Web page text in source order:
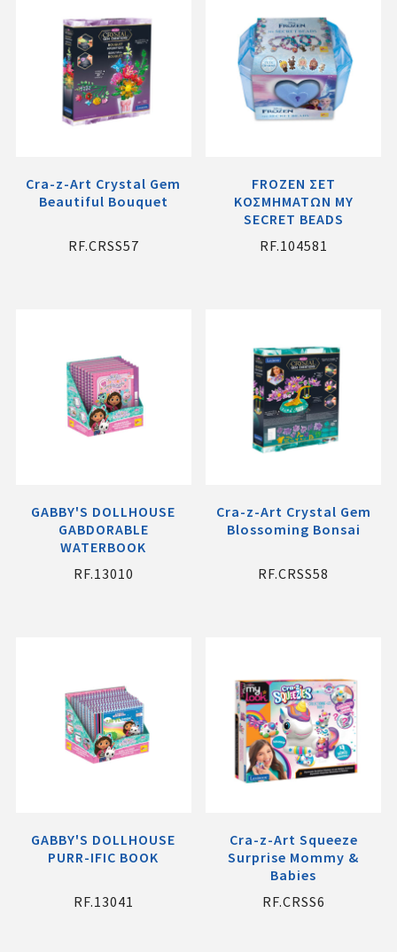
Cra-z-Art Crystal Gem
Beautiful Bouquet
RF.CRSS57
FROZEN ΣΕΤ
ΚΟΣΜΗΜΑΤΩΝ MY
SECRET BEADS
RF.104581
GABBY'S DOLLHOUSE
GABDORABLE
WATERBOOK
RF.13010
Cra-z-Art Crystal Gem
Blossoming Bonsai
RF.CRSS58
GABBY'S DOLLHOUSE
PURR-IFIC BOOK
RF.13041
Cra-z-Art Squeeze
Surprise Mommy &
Babies
RF.CRSS6